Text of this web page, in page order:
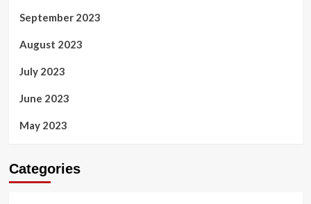
September 2023
August 2023
July 2023
June 2023
May 2023
Categories